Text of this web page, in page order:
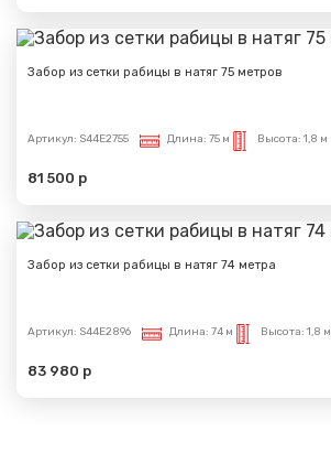
Забор из сетки рабицы в натяг 75 метров
Артикул: S44E2755 Длина: 75 м Высота: 1,8 м
81 500 р
Забор из сетки рабицы в натяг 74 метра
Артикул: S44E2896 Длина: 74 м Высота: 1,8 м
83 980 р